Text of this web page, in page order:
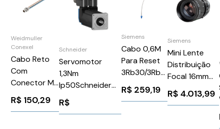
Weidmuller
Conexel
Cabo Reto
Com
Conector M8
500Mm
Weidmuller
R$ 150,29
Schneider
Servomotor
1,3Nm
Ip50Schneider
BSH0553T02A2A
R$
Siemens
Cabo 0,6M
Para Reset
3Rb30/3Rb31
Siemens
3RB39800C
R$ 259,19
Siemens
Mini Lente
Distribuição
Focal 16mm
Abert Foco
Ajustável 1
R$ 4.013,99